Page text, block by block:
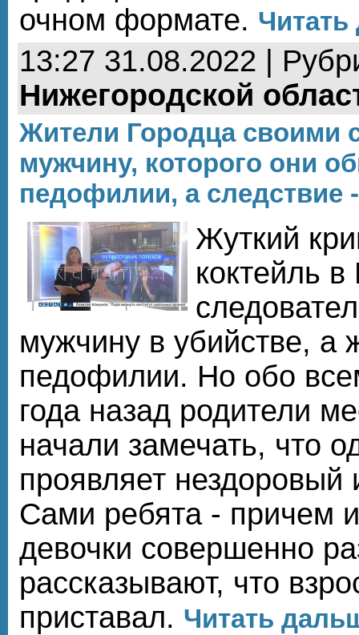
очном формате.
13:27 31.08.2022 |
Нижегородской
Жители Городца своими
мужчину, которого они
педофилии, а следствие
Жуткий
коктейль
мужчину в убийстве, а
педофилии. Но обо
года назад родители
начали замечать, что
проявляет нездоровый
Сами ребята - причем
девочки совершенно
рассказывают, что
приставал. Читать